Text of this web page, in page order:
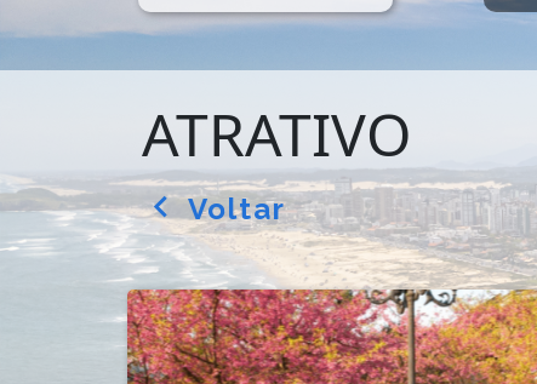
ATRATIVO
arrow_back_ios Voltar